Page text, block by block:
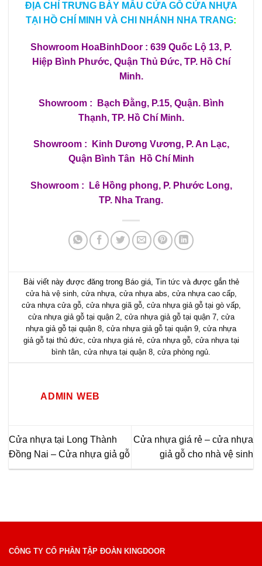
ĐỊA CHỈ TRƯNG BÀY MẪU CỬA GỖ CỬA NHỰA
TẠI HỒ CHÍ MINH VÀ CHI NHÁNH NHA TRANG:
Showroom HoaBinhDoor : 639 Quốc Lộ 13, P.
Hiệp Bình Phước, Quận Thủ Đức, TP. Hồ Chí
Minh.
Showroom : Bạch Đằng, P.15, Quận. Bình
Thạnh, TP. Hồ Chí Minh.
Showroom : Kinh Dương Vương, P. An Lạc,
Quận Bình Tân Hồ Chí Minh
Showroom : Lê Hồng phong, P. Phước Long,
TP. Nha Trang.
Bài viết này được đăng trong Báo giá, Tin tức và được gắn thẻ
cửa hà vệ sinh, cửa nhựa, cửa nhựa abs cửa nhựa cao cấp,
cửa nhựa cửa gỗ, cửa nhựa giã gỗ, cửa nhựa giả gỗ tại gò vấp,
cửa nhựa giả gỗ tại quận 2, cửa nhựa giả gỗ tại quận 7, cửa
nhựa giả gỗ tại quận 8 cửa nhựa giả gỗ tại quận 9 cửa nhựa
giả gỗ tại thủ đức cửa nhựa giá rẻ, cửa nhựa gỗ, cửa nhựa tại
bình tân cửa nhựa tại quận 8 cửa phòng ngủ
ADMIN WEB
Cửa nhựa tại Long Thành
Đồng Nai – Cửa nhựa giả gỗ
Cửa nhựa giá rẻ – cửa nhựa
giả gỗ cho nhà vệ sinh
CÔNG TY CỔ PHẦN TẬP ĐOÀN KINGDOOR